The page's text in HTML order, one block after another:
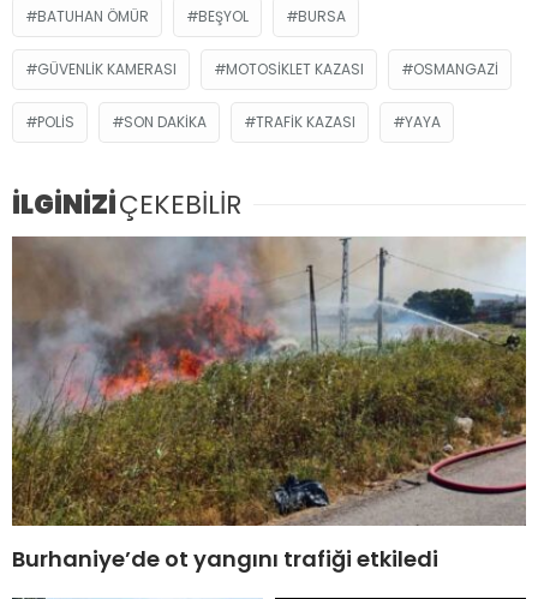
BATUHAN ÖMÜR BEŞYOL BURSA
GÜVENLIK KAMERASI MOTOSIKLET KAZASI OSMANGAZI
POLIS SON DAKIKA TRAFIK KAZASI YAYA
İLGİNİZİÇEKEBİLİR
Burhaniye’de ot yangını trafiği etkiledi